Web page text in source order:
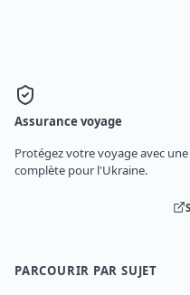
Assurance voyage
Protégez votre voyage avec
complète pour l'Ukraine.
PARCOURIR PAR SUJET